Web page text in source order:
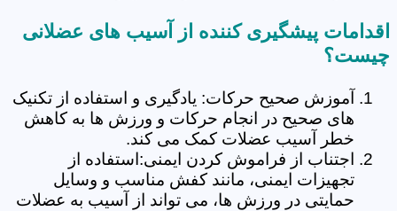
اقدامات پیشگیری کننده از آسیب های عضلانی
چیست؟
آموزش صحیح حرکات: یادگیری و استفاده از تکنیک
های صحیح در انجام حرکات و ورزش ها به کاهش
خطر آسیب عضلات کمک می کند.
اجتناب از فراموش کردن ایمنی:استفاده از
تجهیزات ایمنی، مانند کفش مناسب و وسایل
حمایتی در ورزش ها، می تواند از آسیب به عضلات